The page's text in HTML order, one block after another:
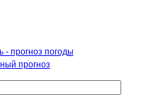
прогноз погоды
прогноз